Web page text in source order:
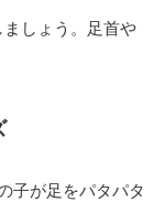
しょう。足首や
子が足をパタパタ